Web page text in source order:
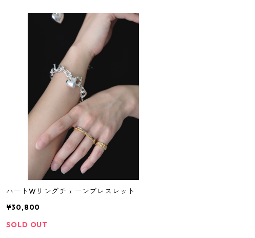
ハートWリングチェーンブレスレット
¥30,800
SOLD OUT